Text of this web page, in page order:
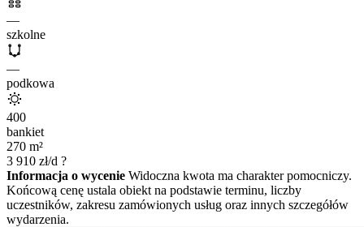
—
szkolne
—
podkowa
400
bankiet
270 m²
3 910 zł/d ?
Informacja o wycenie Widoczna kwota ma charakter pomocniczy.
Końcową cenę ustala obiekt na podstawie terminu, liczby
uczestników, zakresu zamówionych usług oraz innych szczegółów
wydarzenia.